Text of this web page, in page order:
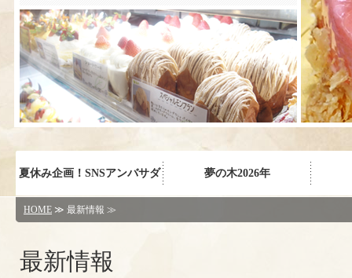
夏休み企画！SNSアンバサダ
ー体験
夢の木2026年
HOME ≫ 最新情報 ≫
最新情報